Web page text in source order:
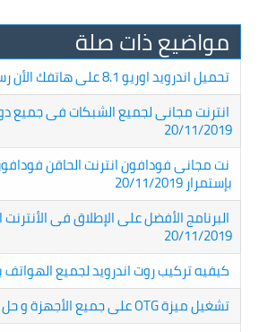
مواضيع ذات صلة
تحميل اندرويد اوريو 8.1 على هاتفك الأن رسميا من جوجل
انترنت مجانى لجميع الشبكات فى جميع
20/11/2019
نت مجانى فودافون انترنت الحاقن
بإستمرار 20/11/2019
20/11/2019
كيفيه تركيب روت اندرويد لجميع الهواتف
تشغيل ميزة OTG على جميع الأجهزة و حل جميع ماشكلها